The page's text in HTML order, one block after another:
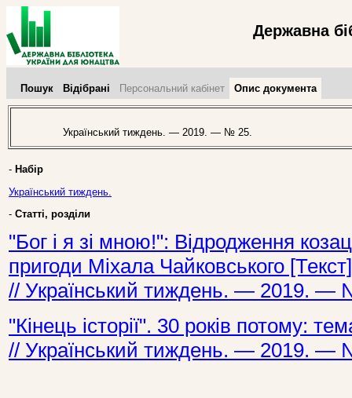
Державна
Пошук Відібрані Персональний кабінет Опис документа
Український тиждень. — 2019. — № 25.
- Набір
Український тиждень.
- Статті, розділи
"Бог і я зі мною!": Відродження
пригоди Міхала Чайковського
// Український тиждень. — 2019.
"Кінець історії". 30 років потому:
// Український тиждень. — 2019.